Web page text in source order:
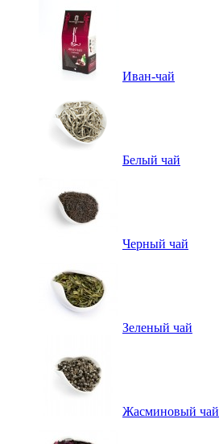
Иван-чай
Белый чай
Черный чай
Зеленый чай
Жасминовый чай